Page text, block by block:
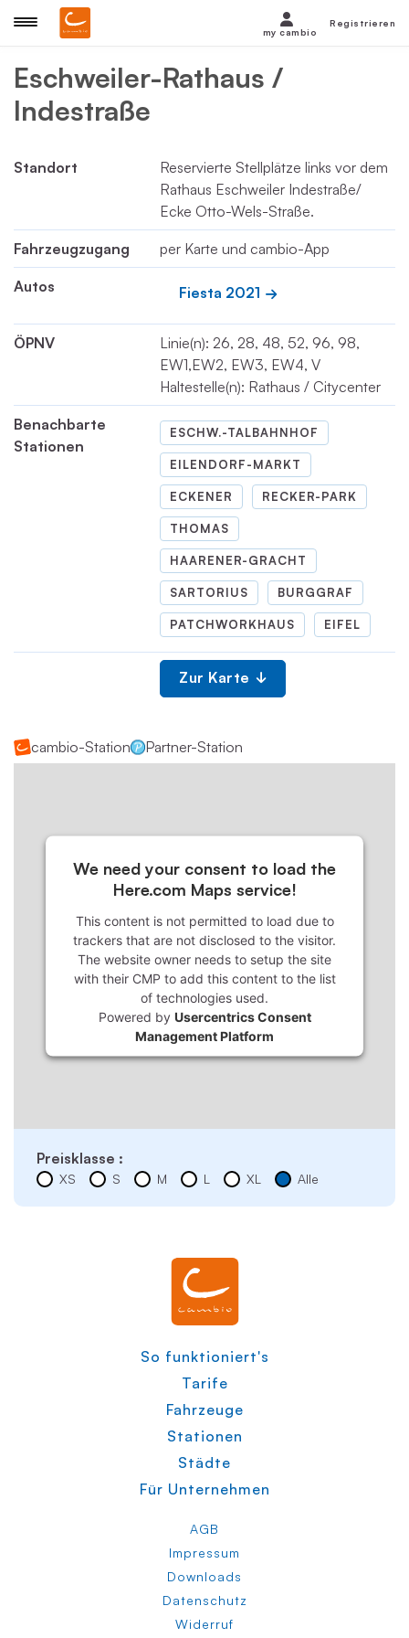
Eschweiler-Rathaus /
Indestraße
Standort
Reservierte Stellplätze links vor dem
Rathaus Eschweiler Indestraße/
Ecke Otto-Wels-Straße.
Fahrzeugzugang per Karte und cambio-App
Autos Fiesta 2021
ÖPNV
Linie(n): 26, 28, 48, 52, 96, 98,
EW1,EW2, EW3, EW4, V
Haltestelle(n): Rathaus / Citycenter
Benachbarte
Stationen
ESCHW.-TALBAHNHOF
EILENDORF-MARKT
ECKENER RECKER-PARK
THOMAS
HAARENER-GRACHT
SARTORIUS BURGGRAF
PATCHWORKHAUS EIFEL
Zur Karte
cambio-Station Partner-Station
We need your consent to load the
Here.com Maps service!
This content is not permitted to load due to
trackers that are not disclosed to the visitor.
The website owner needs to setup the site
with their CMP to add this content to the list
of technologies used.
Powered by Usercentrics Consent
Management Platform
Preisklasse :
XS S M L XL Alle
So funktioniert's
Tarife
Fahrzeuge
Stationen
Städte
Für Unternehmen
AGB
Impressum
Downloads
Datenschutz
Widerruf
my cambio
Registrieren